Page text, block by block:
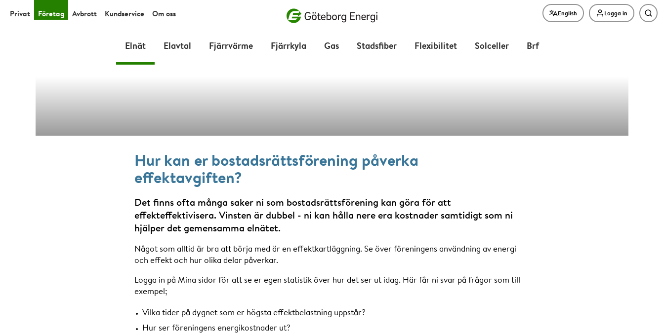
Vad vill du söka efter?
Privat Företag Avbrott Kundservice Om oss English Logga in
Elnät Elavtal Fjärrvärme Fjärrkyla Gas Stadsfiber Flexibilitet Solceller Brf
Så kan er BRF tänka kring
effekt
Hur kan er bostadsrättsförening påverka
effektavgiften?
Det finns ofta många saker ni som bostadsrättsförening kan göra för att
effekteffektivisera. Vinsten är dubbel - ni kan hålla nere era kostnader samtidigt som ni
hjälper det gemensamma elnätet.
Något som alltid är bra att börja med är en effektkartläggning. Se över föreningens användning av energi
och effekt och hur olika delar påverkar.
Logga in på Mina sidor för att se er egen statistik över hur det ser ut idag. Här får ni svar på frågor som till
exempel;
Vilka tider på dygnet som er högsta effektbelastning uppstår?
Hur ser föreningens energikostnader ut?